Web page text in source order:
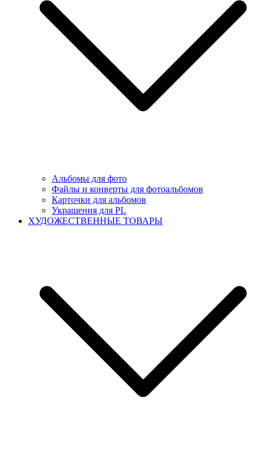
Альбомы для фото
Файлы и конверты для фотоальбомов
Карточки для альбомов
Украшения для PL
ХУДОЖЕСТВЕННЫЕ ТОВАРЫ